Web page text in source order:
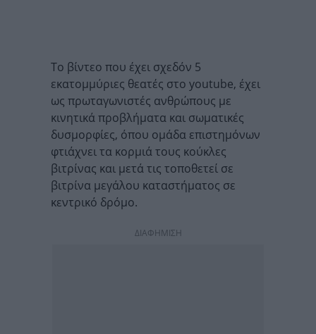
Το βίντεο που έχει σχεδόν 5
εκατομμύριες θεατές στο youtube, έχει
ως πρωταγωνιστές ανθρώπους με
κινητικά προβλήματα και σωματικές
δυσμορφίες, όπου ομάδα επιστημόνων
φτιάχνει τα κορμιά τους κούκλες
βιτρίνας και μετά τις τοποθετεί σε
βιτρίνα μεγάλου καταστήματος σε
κεντρικό δρόμο.
ΔΙΑΦΗΜΙΣΗ